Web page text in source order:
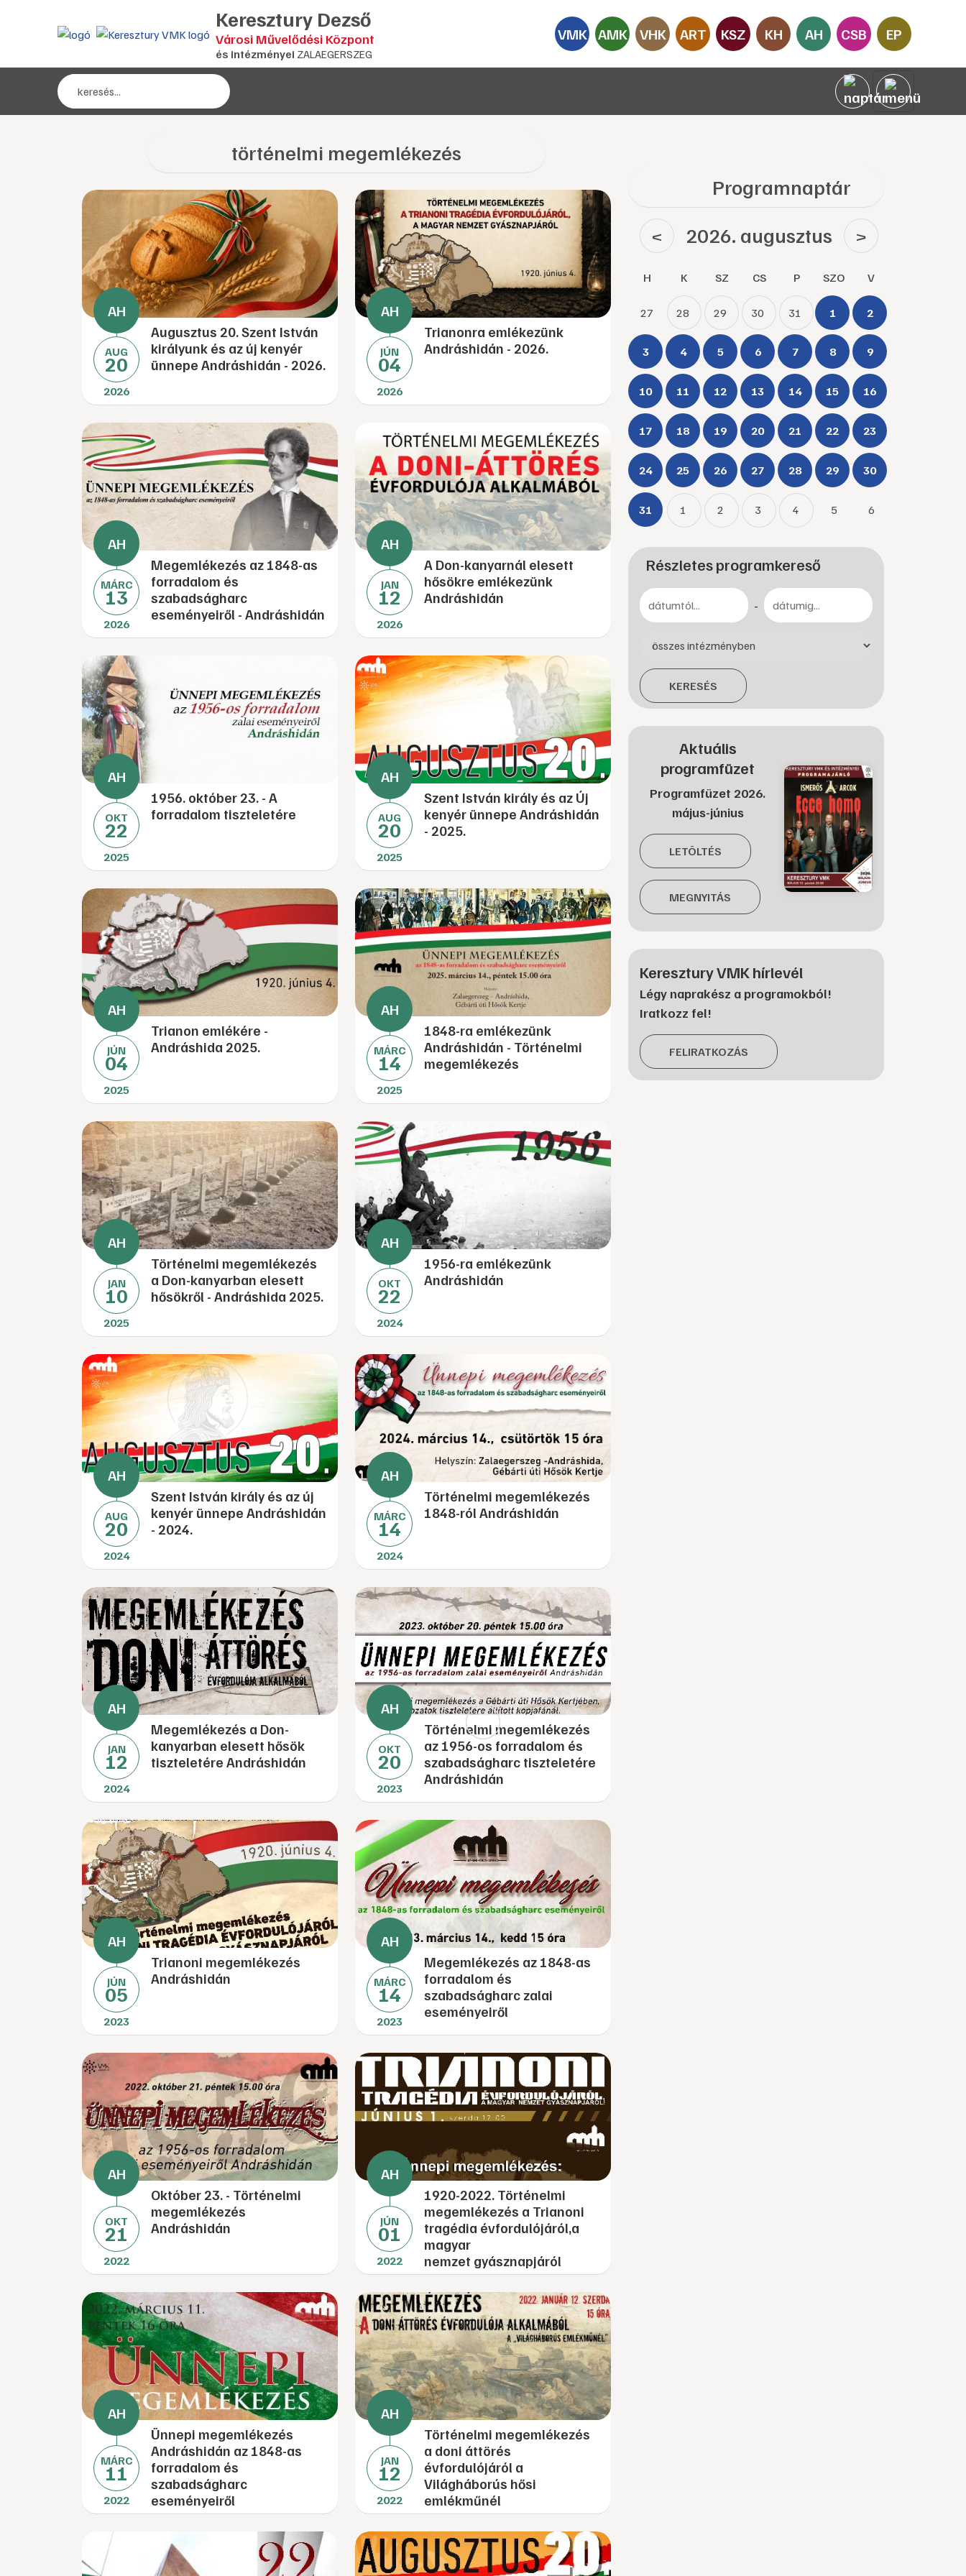
Keresztury Dezső
Városi Művelődési Központ
és intézményei ZALAEGERSZEG
VMK AMK VHK ART KSZ KH AH CSB EP
történelmi megemlékezés
AUG
20
2026
Augusztus 20. Szent István
királyunk és az új kenyér
ünnepe Andráshidán - 2026.
JÚN
04
2026
Trianonra emlékezünk
Andráshidán - 2026.
MÁRC
13
2026
Megemlékezés az 1848-as
forradalom és
szabadságharc
eseményeiről - Andráshidán
JAN
12
2026
A Don-kanyarnál elesett
hősökre emlékezünk
Andráshidán
OKT
22
2025
1956. október 23. - A
forradalom tiszteletére
AUG
20
2025
Szent István király és az Új
kenyér ünnepe Andráshidán
- 2025.
JÚN
04
2025
Trianon emlékére -
Andráshida 2025.
MÁRC
14
2025
1848-ra emlékezünk
Andráshidán - Történelmi
megemlékezés
JAN
10
2025
Történelmi megemlékezés
a Don-kanyarban elesett
hősökről - Andráshida 2025.
OKT
22
2024
1956-ra emlékezünk
Andráshidán
AUG
20
2024
Szent István király és az új
kenyér ünnepe Andráshidán
- 2024.
MÁRC
14
2024
Történelmi megemlékezés
1848-ról Andráshidán
JAN
12
2024
Megemlékezés a Don-
kanyarban elesett hősök
tiszteletére Andráshidán
OKT
20
2023
Történelmi megemlékezés
az 1956-os forradalom és
szabadságharc tiszteletére
Andráshidán
JÚN
05
2023
Trianoni megemlékezés
Andráshidán
MÁRC
14
2023
Megemlékezés az 1848-as
forradalom és
szabadságharc zalai
eseményeiről
OKT
21
2022
Október 23. - Történelmi
megemlékezés
Andráshidán
JÚN
01
2022
1920-2022. Történelmi
megemlékezés a Trianoni
tragédia évfordulójáról,a
magyar
nemzet gyásznapjáról
MÁRC
11
2022
Ünnepi megemlékezés
Andráshidán az 1848-as
forradalom és
szabadságharc
eseményeiről
JAN
12
2022
Történelmi megemlékezés
a doni áttörés
évfordulójáról a
Világháborús hősi
emlékműnél
Programnaptár
< 2026. augusztus >
H K SZ CS P SZO V
27 28 29 30 31 1 2
3 4 5 6 7 8 9
10 11 12 13 14 15 16
17 18 19 20 21 22 23
24 25 26 27 28 29 30
31 1 2 3 4 5 6
Részletes programkereső
-
KERESÉS
Aktuális
programfüzet
Programfüzet 2026.
május-június
LETÖLTÉS
MEGNYITÁS
Keresztury VMK hírlevél
Légy naprakész a programokból!
Iratkozz fel!
FELIRATKOZÁS